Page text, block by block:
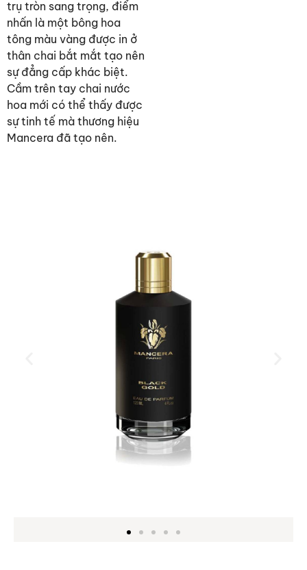
trụ tròn sang trọng, điểm
nhấn là một bông hoa
tông màu vàng được in ở
thân chai bắt mắt tạo nên
sự đẳng cấp khác biệt.
Cầm trên tay chai nước
hoa mới có thể thấy được
sự tinh tế mà thương hiệu
Mancera đã tạo nên.